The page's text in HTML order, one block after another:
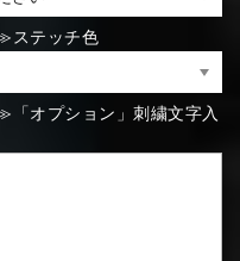
ステッチ色
オプション」刺繍文字入